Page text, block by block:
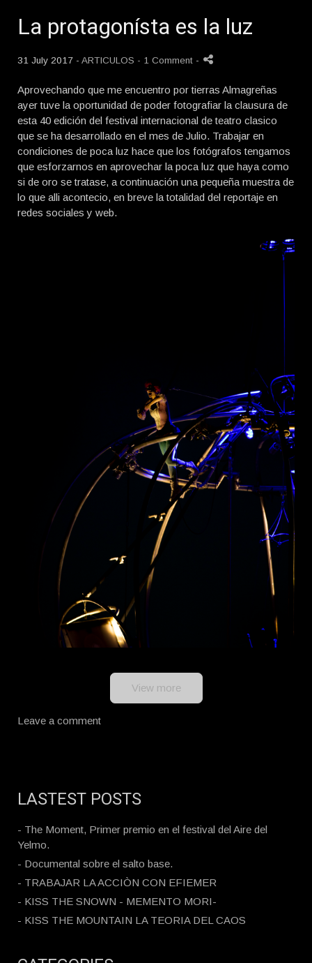
La protagonísta es la luz
31 July 2017 - ARTICULOS - 1 Comment -
Aprovechando que me encuentro por tierras Almagreñas
ayer tuve la oportunidad de poder fotografiar la clausura de
esta 40 edición del festival internacional de teatro clasico
que se ha desarrollado en el mes de Julio. Trabajar en
condiciones de poca luz hace que los fotógrafos tengamos
que esforzarnos en aprovechar la poca luz que haya como
si de oro se tratase, a continuación una pequeña muestra de
lo que alli acontecio, en breve la totalidad del reportaje en
redes sociales y web.
View more
Leave a comment
LASTEST POSTS
- The Moment, Primer premio en el festival del Aire del
Yelmo.
- Documental sobre el salto base.
- TRABAJAR LA ACCIÒN CON EFIEMER
- KISS THE SNOWN - MEMENTO MORI-
- KISS THE MOUNTAIN LA TEORIA DEL CAOS